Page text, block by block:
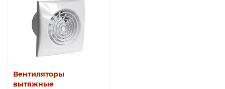
Вентиляторы
вытяжные